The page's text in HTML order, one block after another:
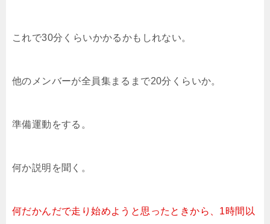
これで30分くらいかかるかもしれない。
他のメンバーが全員集まるまで20分くらいか。
準備運動をする。
何か説明を聞く。
何だかんだで走り始めようと思ったときから、1時間以